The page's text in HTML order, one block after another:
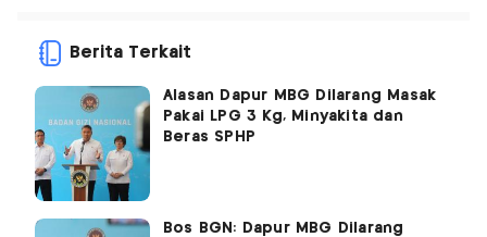
Berita Terkait
Alasan Dapur MBG Dilarang Masak
Pakai LPG 3 Kg, Minyakita dan
Beras SPHP
Bos BGN: Dapur MBG Dilarang